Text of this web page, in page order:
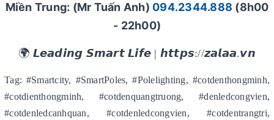
Miền Trung: (Mr Tuấn Anh) 094.2344.888 (8h00
- 22h00)
🌍 𝙇𝙚𝙖𝙙𝙞𝙣𝙜 𝙎𝙢𝙖𝙧𝙩 𝙇𝙞𝙛𝙚 | 𝙝𝙩𝙩𝙥𝙨://𝙯𝙖𝙡𝙖𝙖.𝙫𝙣
Tag: #Smartcity, #SmartPoles, #Polelighting, #cotdenthongminh,
#cotdienthongminh, #cotdenquangtruong, #denledcongvien,
#cotdenledcanhquan, #cotdenledcongvien, #cotdentrangtri,